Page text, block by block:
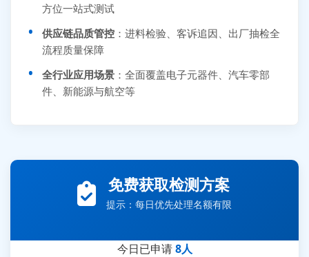
方位一站式测试
供应链品质管控 ：进料检验、客诉追因、出厂抽检全
流程质量保障
全行业应用场景 ：全面覆盖电子元器件、汽车零部
件、新能源与航空等
免费获取检测方案
提示：每日优先处理名额有限
今日已申请8人
李女士 159****5393 3分钟前提交可靠性测试需求
王经理 186****9012 7分钟前提交并网/涉网试验需求
刘先生 139****7889 18分钟前提交防爆测试需求